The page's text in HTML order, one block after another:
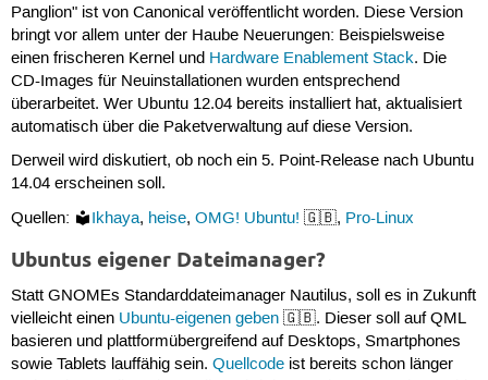
Panglion" ist von Canonical veröffentlicht worden. Diese Version
bringt vor allem unter der Haube Neuerungen: Beispielsweise
einen frischeren Kernel und Hardware Enablement Stack. Die
CD-Images für Neuinstallationen wurden entsprechend
überarbeitet. Wer Ubuntu 12.04 bereits installiert hat, aktualisiert
automatisch über die Paketverwaltung auf diese Version.
Derweil wird diskutiert, ob noch ein 5. Point-Release nach Ubuntu
14.04 erscheinen soll.
Quellen:
Ikhaya, heise, OMG! Ubuntu! 🇬🇧, Pro-Linux
Ubuntus eigener Dateimanager?
Statt GNOMEs Standarddateimanager Nautilus, soll es in Zukunft
vielleicht einen Ubuntu-eigenen geben🇬🇧. Dieser soll auf QML
basieren und plattformübergreifend auf Desktops, Smartphones
sowie Tablets lauffähig sein. Quellcodeist bereits schon länger